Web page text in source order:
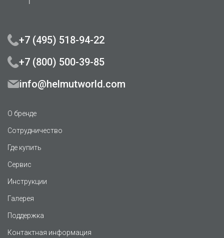
+7 (495) 518-94-22
+7 (800) 500-39-85
info@helmutworld.com
О бренде
Сотрудничество
Где купить
Сервис
Инструкции
Галерея
Поддержка
Контактная информация